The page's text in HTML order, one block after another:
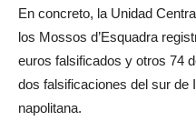
En concreto, la Unidad
los Mossos d’Esquadra
euros falsificados y otros 74
dos falsificaciones del sur de
napolitana.